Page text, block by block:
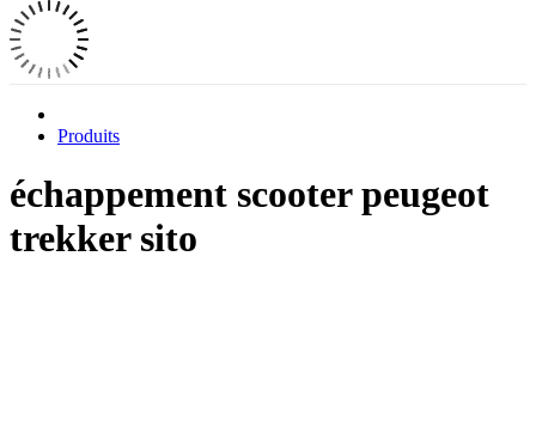
Produits
échappement scooter peugeot
trekker sito